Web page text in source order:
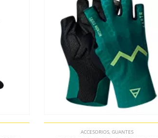
ACCESORIOS,GUANTES